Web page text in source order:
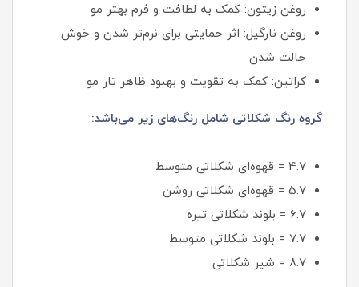
روغن زیتون: کمک به لطافت و فرم بهتر مو
روغن نارگیل: اثر حمایتی برای نرم‌تر شدن و خوش‌
حالت شدن
کراتین: کمک به تقویت و بهبود ظاهر تار مو
گروه رنگ شکلاتی شامل رنگ‌های زیر می‌باشد:
4.7 = قهوه‌ای شکلاتی متوسط
5.7 = قهوه‌ای شکلاتی روشن
6.7 = بلوند شکلاتی تیره
7.7 = بلوند شکلاتی متوسط
8.7 = شیر شکلاتی